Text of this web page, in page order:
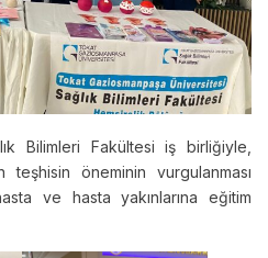
Bilimleri Fakültesi iş birliğiyle,
öneminin vurgulanması
ve hasta yakınlarına eğitim